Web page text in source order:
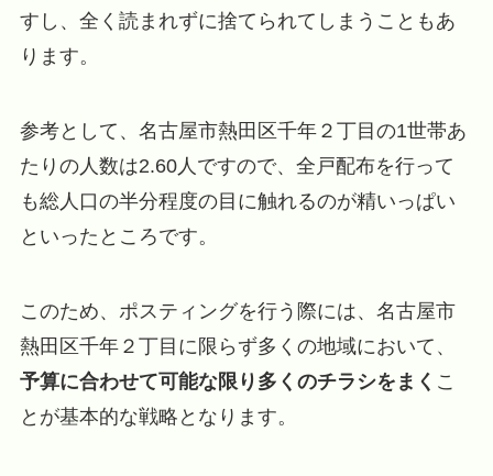
すし、全く読まれずに捨てられてしまうこともあ
ります。
参考として、名古屋市熱田区千年２丁目の1世帯あ
たりの人数は2.60人ですので、全戸配布を行って
も総人口の半分程度の目に触れるのが精いっぱい
といったところです。
このため、ポスティングを行う際には、名古屋市
熱田区千年２丁目に限らず多くの地域において、
予算に合わせて可能な限り多くのチラシをまく こ
とが基本的な戦略となります。